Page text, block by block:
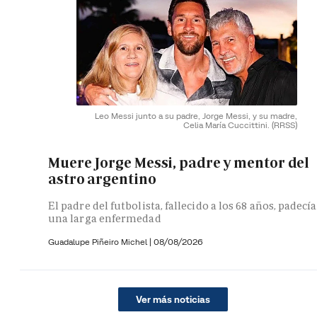
Leo Messi junto a su padre, Jorge Messi, y su madre,
Celia María Cuccittini. (RRSS)
Muere Jorge Messi, padre y mentor del
astro argentino
El padre del futbolista, fallecido a los 68 años, padecía
una larga enfermedad
Guadalupe Piñeiro Michel | 08/08/2026
Ver más noticias